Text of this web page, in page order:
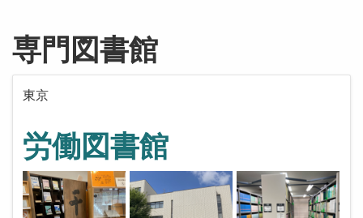
専門図書館
東京
労働図書館